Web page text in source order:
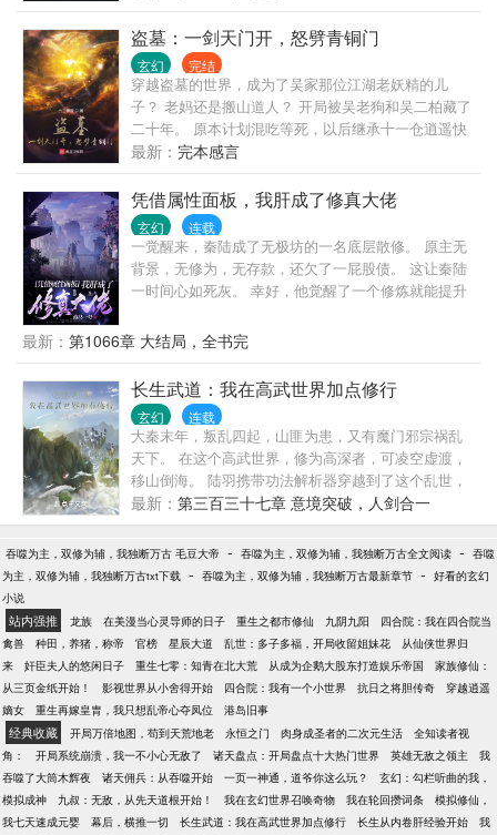
了。因为，他能看到提示！系统提示：前方千米发现
一条百米拱龙，请宿主尽快避开！系统提示：前方一
万米发现一枚朱果，吃下它，你可以连升9级！系统提
示：前方三万米发现一座失落的遗迹，打开它，你会
获得逆天功法！
盗墓：一剑天门开，怒劈青铜门
玄幻 完结
穿越盗墓的世界，成为了吴家那位江湖老妖精的儿
子？ 老妈还是搬山道人？ 开局被吴老狗和吴二柏藏了
二十年。 原本计划混吃等死，以后继承十一仓逍遥快
活，可看着老妈因为搬山诅咒日渐衰弱而大限将至，
低调打卡二十年的吴钰终于忍不住站了出来。 “既然青
铜门不欢迎我进去，那就以我三尺剑峰，斩尽前路一
切阻碍吧！” “剑开天门！” （多个世界融合，先从盗墓
开始，后续设定世界：终极一班、终极一家、一人之
下、哈利波特、僵约） （简介短小无力，请各位看官
移步正文。）
最新： 完本感言
凭借属性面板，我肝成了修真大佬
玄幻 连载
一觉醒来，秦陆成了无极坊的一名底层散修。 原主无
背景，无修为，无存款，还欠了一屁股债。 这让秦陆
一时间心如死灰。 幸好，他觉醒了一个修炼就能提升
之后，能变成威力巨大的恐怖技能！ 别人的弹指术只
能弹死鸡仔，他却能轰掉山头！ 别人的点火术只有微
弱火苗，他却是百米火球！ 别人的照明术如同劣质电
筒，他却能亮瞎众人！ 别人的废剑法只能强身健体，
他却能诡异莫测！ 为了能在此地安身立命，生性谨慎
的秦陆躲在家里，拼命开肝熟练度！ 多年后，他无敌
了！
最新： 第1066章 大结局，全书完
长生武道：我在高武世界加点修行
玄幻 连载
大秦末年，叛乱四起，山匪为患，又有魔门邪宗祸乱
天下。 在这个高武世界，修为高深者，可凌空虚渡，
移山倒海。 陆羽携带功法解析器穿越到了这个乱世，
成为一名武馆杂役，只要拥有足够的属性点就能提升
任何武学的境界。 终有一天，陆羽以武力横推乱世，
在武道中寻觅长生。
最新： 第三百三十七章 意境突破，人剑合一
吞噬为主，双修为辅，我独断万古 毛豆大帝 - 吞噬为主，双修为辅，我独断万古全文阅读 - 吞噬
为主，双修为辅，我独断万古txt下载 - 吞噬为主，双修为辅，我独断万古最新章节 - 好看的玄幻
小说
站内强推 龙族 在美漫当心灵导师的日子 重生之都市修仙 九阴九阳
四合院：我在四合院当
禽兽
种田，养猪，称帝 官榜 星辰大道 乱世：多子多福，开局收留姐妹花
从仙侠世界归
来
奸臣夫人的悠闲日子 重生七零：知青在北大荒 从成为企鹅大股东打造娱乐帝国
家族修仙：
从三页金纸开始！
影视世界从小舍得开始 四合院：我有一个小世界 抗日之将胆传奇
穿越逍遥
嫡女
重生再嫁皇胄，我只想乱帝心夺凤位 港岛旧事
经典收藏 开局万倍地图，苟到天荒地老 永恒之门 肉身成圣者的二次元生活
全知读者视
角：
开局系统崩溃，我一不小心无敌了 诸天盘点：开局盘点十大热门世界 英雄无敌之领主
我
吞噬了大筒木辉夜
诸天佣兵：从吞噬开始 一页一神通，道爷你这么玩？
玄幻：勾栏听曲的我，
模拟成神
九叔：无敌，从先天道根开始！ 我在玄幻世界召唤奇物 我在轮回攒词条
模拟修仙，
我七天速成元婴
幕后，横推一切 长生武道：我在高武世界加点修行 长生从内卷肝经验开始
我